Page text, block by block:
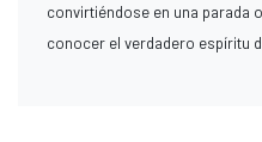
convirtiéndose en una parada
conocer el verdadero espíritu